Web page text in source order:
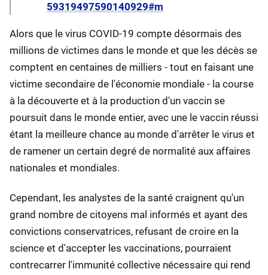
59319497590140929#m
Alors que le virus COVID-19 compte désormais des
millions de victimes dans le monde et que les décès se
comptent en centaines de milliers - tout en faisant une
victime secondaire de l'économie mondiale - la course
à la découverte et à la production d'un vaccin se
poursuit dans le monde entier, avec une le vaccin réussi
étant la meilleure chance au monde d'arrêter le virus et
de ramener un certain degré de normalité aux affaires
nationales et mondiales.
Cependant, les analystes de la santé craignent qu'un
grand nombre de citoyens mal informés et ayant des
convictions conservatrices, refusant de croire en la
science et d'accepter les vaccinations, pourraient
contrecarrer l'immunité collective nécessaire qui rend